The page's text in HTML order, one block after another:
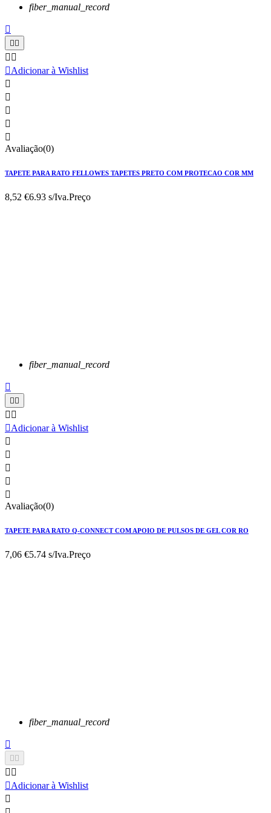
fiber_manual_record

 
 
Adicionar à Wishlist





Avaliação(0)
TAPETE PARA RATO FELLOWES TAPETES PRETO COM PROTECAO COR MM
8,52 €6.93 s/Iva.Preço
fiber_manual_record

 
 
Adicionar à Wishlist





Avaliação(0)
TAPETE PARA RATO Q-CONNECT COM APOIO DE PULSOS DE GEL COR RO
7,06 €5.74 s/Iva.Preço
fiber_manual_record

 
 
Adicionar à Wishlist
